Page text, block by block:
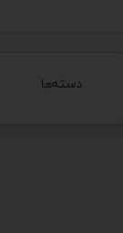
دسته‌ها